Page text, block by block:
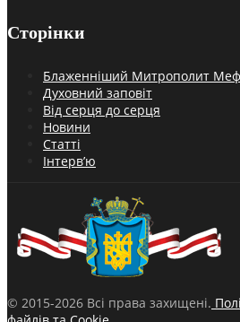
Сторінки
Блаженніший Митрополит
Духовний заповіт
Від серця до серця
Новини
Статті
Інтерв’ю
© 2015-2026 Всі права захищені.